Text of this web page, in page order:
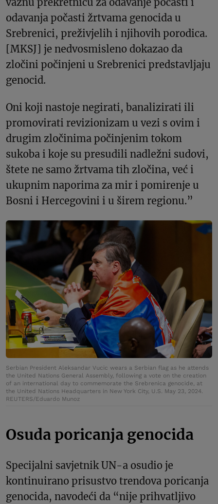
odavanja počasti žrtvama genocida u
Srebrenici, preživjelih i njihovih porodica.
[MKSJ] je nedvosmisleno dokazao da
zločini počinjeni u Srebrenici predstavljaju
genocid.
Oni koji nastoje negirati, banalizirati ili
promovirati revizionizam u vezi s ovim i
drugim zločinima počinjenim tokom
sukoba i koje su presudili nadležni sudovi,
štete ne samo žrtvama tih zločina, već i
ukupnim naporima za mir i pomirenje u
Bosni i Hercegovini i u širem regionu.”
Serbian President Aleksandar Vucic wears a Serbian flag as he attends
the United Nations General Assembly, following a vote on the creation
of an international day to commemorate the Srebrenica genocide, at
the United Nations Headquarters in New York City, U.S. May 23, 2024.
REUTERS/Eduardo Munoz
Osuda poricanja genocida
Specijalni savjetnik UN-a osudio je
kontinuirano prisustvo trendova poricanja
genocida, navodeći da “nije prihvatljivo